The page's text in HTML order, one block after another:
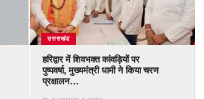
उत्तराखंड
हरिद्वार में शिवभक्त कांवड़ियों पर
पुष्पवर्षा, मुख्यमंत्री धामी ने किया चरण
प्रक्षालन…